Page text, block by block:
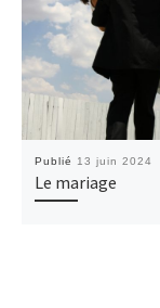
Publié 13 juin 2024
Le mariage